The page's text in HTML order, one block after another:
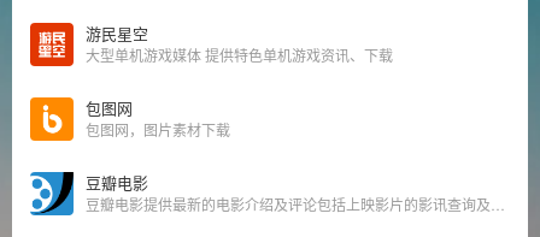
游民星空
大型单机游戏媒体 提供特色单机游戏资讯、下载
包图网
包图网，图片素材下载
豆瓣电影